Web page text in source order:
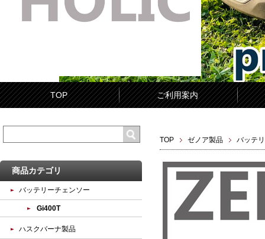
TOP ご利用案内
TOP ゼノア製品 バッテ
商品カテゴリ
バッテリーチェンソー
Gi400T
ハスクバーナ製品